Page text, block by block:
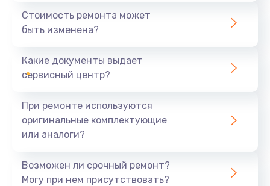
1440 руб.
Ремонт южного моста
Замена батарейки BIOS
Заказать
Стоимость ремонта может
быть изменена?
Какие документы выдает
сервисный центр?
При ремонте используются
оригинальные комплектующие
или аналоги?
Возможен ли срочный ремонт?
Могу при нем присутствовать?